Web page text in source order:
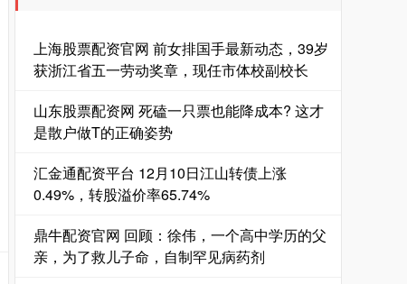
上海股票配资官网 前女排国手最新动态，39岁
获浙江省五一劳动奖章，现任市体校副校长
山东股票配资网 死磕一只票也能降成本? 这才
是散户做T的正确姿势
汇金通配资平台 12月10日江山转债上涨
0.49%，转股溢价率65.74%
鼎牛配资官网 回顾：徐伟，一个高中学历的父
亲，为了救儿子命，自制罕见病药剂